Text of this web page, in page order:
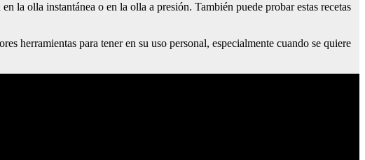
la olla instantánea o en la olla a presión. También puede probar estas recetas
herramientas para tener en su uso personal, especialmente cuando se quiere